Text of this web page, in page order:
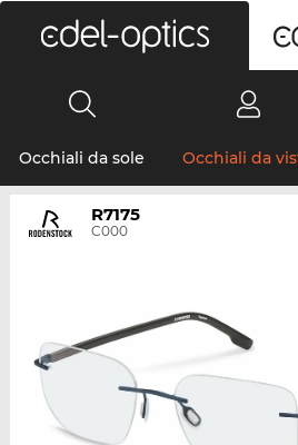
Occhiali da sole Occhiali da
R7175
C000